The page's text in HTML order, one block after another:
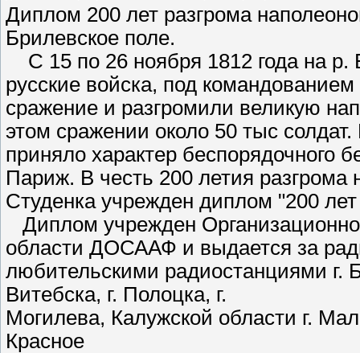
Диплом 200 лет разгрома
Брилевское поле.
С 15 по 26 ноября 1812 года на р.
русские войска, под
сражение и разгромили великую
этом сражении около 50 тыс
приняло характер беспорядочного
Париж. В честь 200 летия разгрома
Студенка учрежден диплом "200
Диплом учрежден
области ДОСААФ и выдается за
любительскими радиостанциями г.
Витебска, г. Полоцка, г.
Могилева, Калужской области г.
Красное